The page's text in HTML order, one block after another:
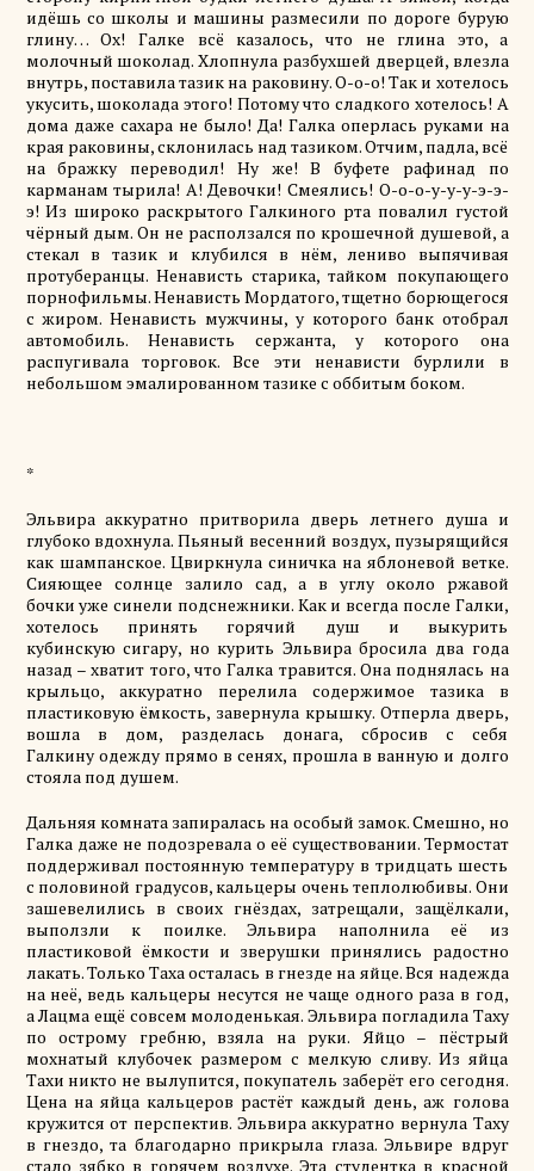
идёшь со школы и машины размесили по дороге бурую
глину… Ох! Галке всё казалось, что не глина это, а
молочный шоколад. Хлопнула разбухшей дверцей, влезла
внутрь, поставила тазик на раковину. О-о-о! Так и хотелось
укусить, шоколада этого! Потому что сладкого хотелось! А
дома даже сахара не было! Да! Галка оперлась руками на
края раковины, склонилась над тазиком. Отчим, падла, всё
на бражку переводил! Ну же! В буфете рафинад по
карманам тырила! А! Девочки! Смеялись! О-о-о-у-у-у-э-э-
э! Из широко раскрытогоГалкиного рта повалил густой
чёрный дым. Он не расползался по крошечной душевой, а
стекал в тазики клубился в нём, лениво выпячивая
протуберанцы. Ненависть старика, тайком покупающего
порнофильмы.Ненависть Мордатого, тщетно борющегося
с жиром.Ненависть мужчины, у которого банк отобрал
автомобиль. Ненависть сержанта, у которого она
распугивала торговок. Все эти ненависти бурлили в
небольшом эмалированном тазике с оббитым боком.
*
Эльвира аккуратно притворила дверь летнего душа и
глубоко вдохнула. Пьяный весенний воздух, пузырящийся
как шампанское. Цвиркнуласиничка на яблоневой ветке.
Сияющее солнце залило сад, а в углуоколо ржавой
бочки уже синели подснежники. Как и всегда после Галки,
хотелось принять горячий душ и выкурить
кубинскуюсигару, но курить Эльвирабросила два года
назад – хватит того, чтоГалка травится. Онаподнялась на
крыльцо, аккуратно перелила содержимое тазика в
пластиковую ёмкость, завернула крышку. Отперла дверь,
вошла в дом, разделась донага, сбросив с себя
Галкину одеждупрямо в сенях, прошла в ванную и долго
стояла под душем.
Дальняя комната запиралась на особый замок. Смешно, но
Галка даже не подозревала о её существовании. Термостат
поддерживал постоянную температуру в тридцать шесть
с половиной градусов, кальцеры очень теплолюбивы. Они
зашевелились в своих гнёздах, затрещали, защёлкали,
выползли к поилке. Эльвира наполнила её из
пластиковой ёмкости и зверушки принялись радостно
лакать. Только Таха осталась в гнезде на яйце. Вся надежда
на неё, ведь кальцеры несутся не чаще одного раза в год,
аЛацма ещё совсем молоденькая.Эльвира погладила Таху
по острому гребню, взяла на руки. Яйцо – пёстрый
мохнатый клубочек размером с мелкую сливу. Из яйца
Тахи никто не вылупится, покупатель заберёт его сегодня.
Цена на яйца кальцеров растёт каждый день, аж голова
кружится от перспектив. Эльвирааккуратно вернула Таху
в гнездо, та благодарно прикрыла глаза.Эльвире вдруг
стало зябко в горячем воздухе. Эта студентка в красной